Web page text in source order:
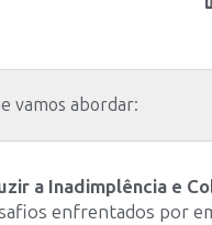
vamos abordar:
a Inadimplência e
enfrentados por